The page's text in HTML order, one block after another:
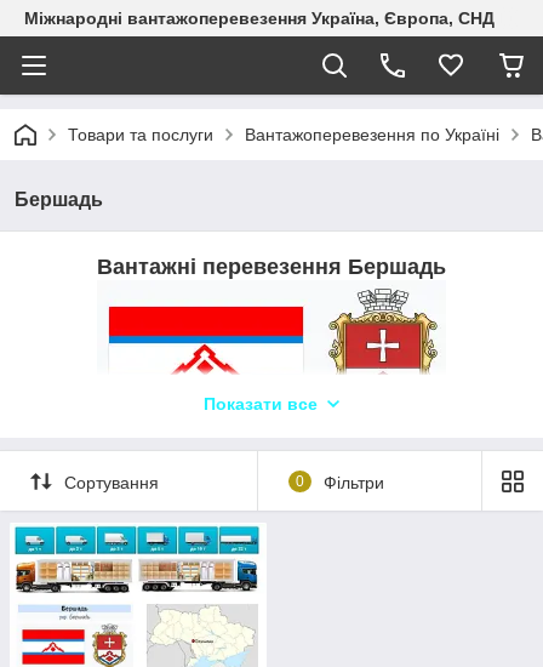
Міжнародні вантажоперевезення Україна, Європа, СНД
Товари та послуги Вантажоперевезення по Україні
Бершадь
Вантажні перевезення Бершадь
Логіст: Олександр +380507310578
WhatsApp, Telegram, Viber ТЛК «Logistic
Компанія «Logistic Systems» надає якісні послуги з
перевезення вантажів в місті Бершадь та по всій Україні. Ми
здійснюємо автоперевезення різних вантажів, включаючи
негабаритні та небезпечні вантажі, на бортових,
рефрижераторних, ізотермічних, платформах, а також на
спецтехніці, включаючи крани та маніпулятори. Наша
Показати все
Сортування 0 Фільтри